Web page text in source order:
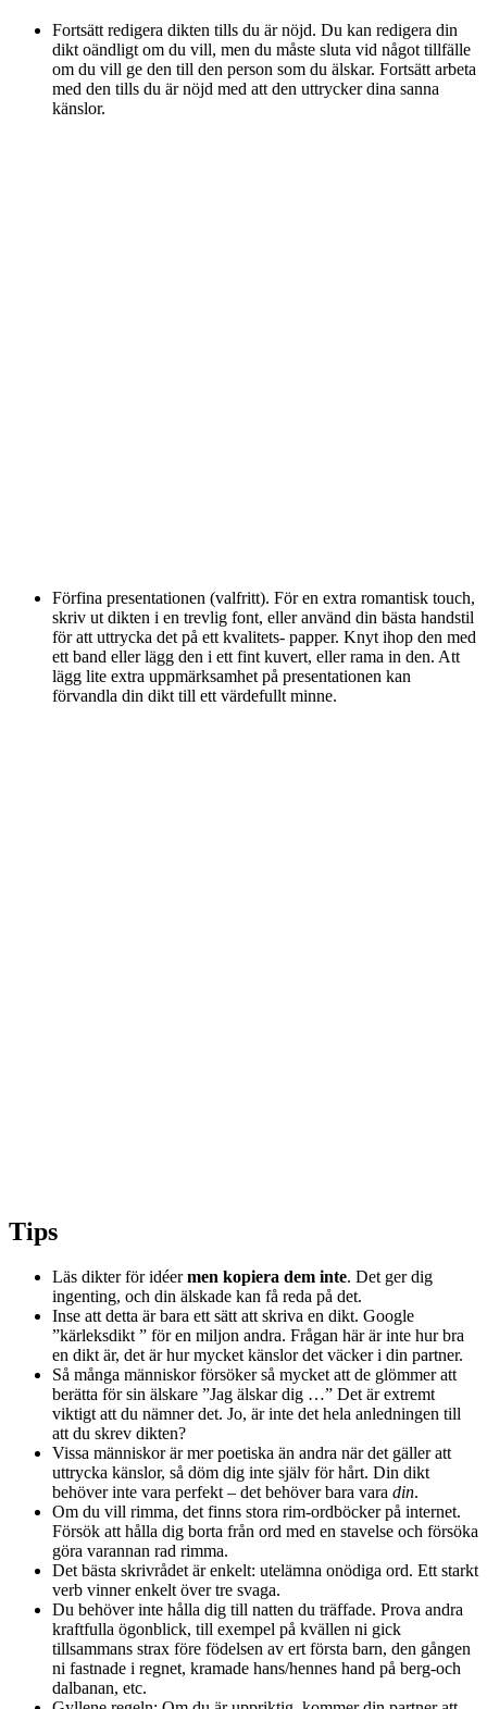
Fortsätt redigera dikten tills du är nöjd. Du kan redigera din
dikt oändligt om du vill, men du måste sluta vid något tillfälle
om du vill ge den till den person som du älskar. Fortsätt arbeta
med den tills du är nöjd med att den uttrycker dina sanna
känslor.
Förfina presentationen (valfritt). För en extra romantisk touch,
skriv ut dikten i en trevlig font, eller använd din bästa handstil
för att uttrycka det på ett kvalitets- papper. Knyt ihop den med
ett band eller lägg den i ett fint kuvert, eller rama in den. Att
lägg lite extra uppmärksamhet på presentationen kan
förvandla din dikt till ett värdefullt minne.
Tips
Läs dikter för idéermen kopiera dem inte. Det ger dig
ingenting, och din älskade kan få reda på det.
Inse att detta är bara ett sätt att skriva en dikt. Google
”kärleksdikt ” för en miljon andra. Frågan här är inte hur bra
en dikt är, det är hur mycket känslor det väcker i din partner.
Så många människor försöker så mycket att de glömmer att
berätta för sin älskare ”Jag älskar dig …” Det är extremt
viktigt att du nämner det. Jo, är inte det hela anledningen till
att du skrev dikten?
Vissa människor är mer poetiska än andra när det gäller att
uttrycka känslor, så döm dig inte själv för hårt. Din dikt
behöver inte vara perfekt – det behöver bara vara din.
Om du vill rimma, det finns stora rim-ordböcker på internet.
Försök att hålla dig borta från ord med en stavelse och försöka
göra varannan rad rimma.
Det bästa skrivrådet är enkelt: utelämna onödiga ord. Ett starkt
verb vinner enkelt över tre svaga.
Du behöver inte hålla dig till natten du träffade. Prova andra
kraftfulla ögonblick, till exempel på kvällen ni gick
tillsammans strax före födelsen av ert första barn, den gången
ni fastnade i regnet, kramade hans/hennes hand på berg-och
dalbanan, etc.